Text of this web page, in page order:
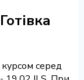
серед